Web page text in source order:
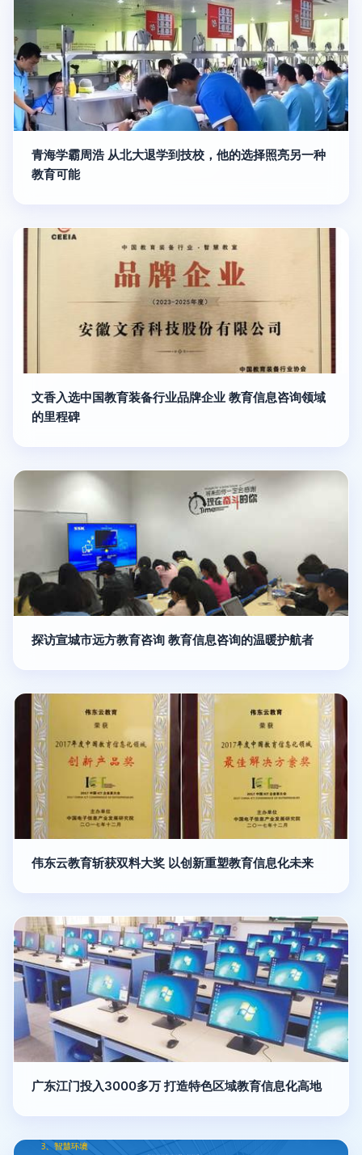
青海学霸周浩 从北大退学到技校，他的选择照亮另一种
教育可能
文香入选中国教育装备行业品牌企业 教育信息咨询领域
的里程碑
探访宣城市远方教育咨询 教育信息咨询的温暖护航者
伟东云教育斩获双料大奖 以创新重塑教育信息化未来
广东江门投入3000多万 打造特色区域教育信息化高地